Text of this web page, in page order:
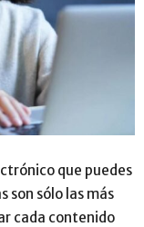
que puedes
son sólo las más
cada contenido